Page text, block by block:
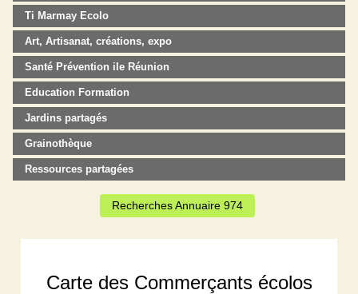
Ti Marmay Ecolo
Art, Artisanat, créations, expo
Santé Prévention ile Réunion
Education Formation
Jardins partagés
Grainothèque
Ressources partagées
Recherches Annuaire 974
Carte des Commerçants écolos